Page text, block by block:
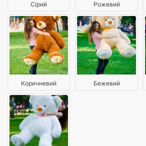
Сірий Рожевий
Коричневий Бежевий